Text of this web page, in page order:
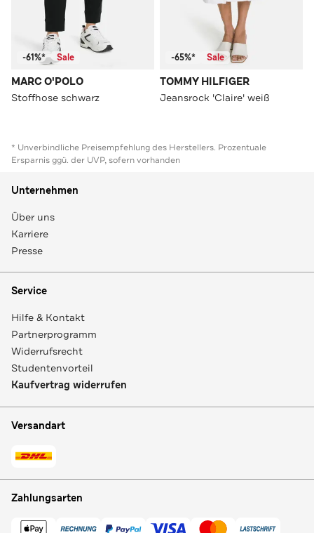
-61%* Sale
MARC O'POLO
Stoffhose schwarz
-65%* Sale
TOMMY HILFIGER
Jeansrock 'Claire' weiß
* Unverbindliche Preisempfehlung des Herstellers. Prozentuale
Ersparnis ggü. der UVP, sofern vorhanden
Unternehmen
Über uns
Karriere
Presse
Service
Hilfe & Kontakt
Partnerprogramm
Widerrufsrecht
Studentenvorteil
Kaufvertrag widerrufen
Versandart
Zahlungsarten